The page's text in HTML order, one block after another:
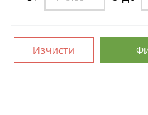
Изчисти